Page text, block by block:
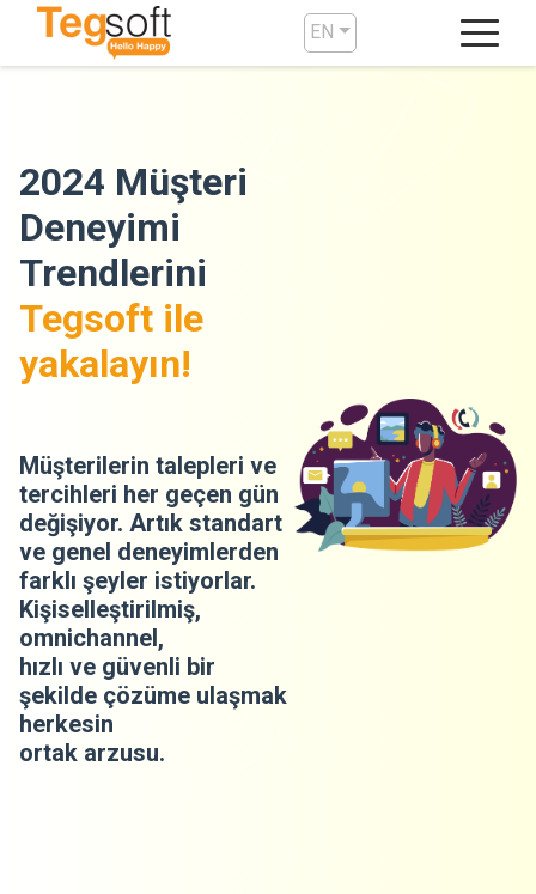
EN
2024 Müşteri
Deneyimi
Trendlerini
Tegsoft ile
yakalayın!
Müşterilerin talepleri ve
tercihleri her geçen gün
değişiyor. Artık standart
ve genel deneyimlerden
farklı şeyler istiyorlar.
Kişiselleştirilmiş,
omnichannel,
hızlı ve güvenli bir
şekilde çözüme ulaşmak
herkesin
ortak arzusu.